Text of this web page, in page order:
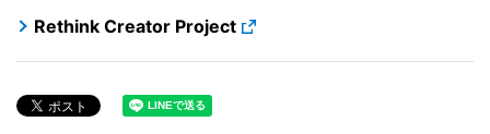
Rethink Creator Project